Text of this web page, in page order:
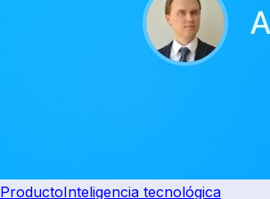
ProductoInteligencia tecnológica